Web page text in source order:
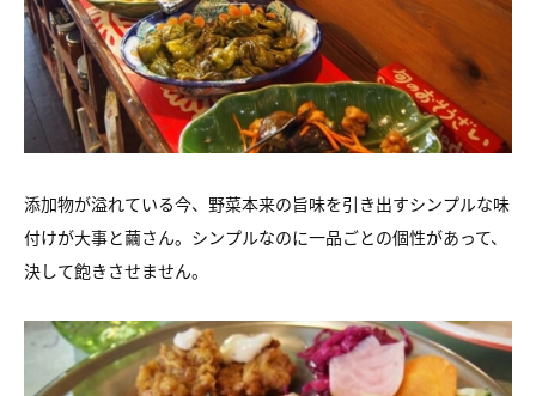
添加物が溢れている今、野菜本来の旨味を引き出すシンプルな味
付けが大事と繭さん。シンプルなのに一品ごとの個性があって、
決して飽きさせません。